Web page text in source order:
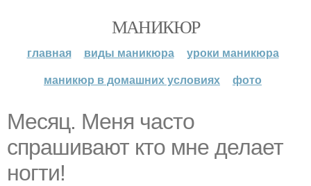
МАНИКЮР
главная виды маникюра
уроки маникюра
маникюр в домашних условиях
фото
Месяц. Меня часто
спрашивают кто мне делает
ногти!